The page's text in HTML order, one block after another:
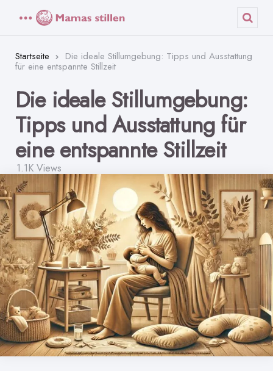
Startseite Die ideale Stillumgebung: Tipps und Ausstattung
für eine entspannte Stillzeit
Die ideale Stillumgebung:
Tipps und Ausstattung für
eine entspannte Stillzeit
1.1K Views